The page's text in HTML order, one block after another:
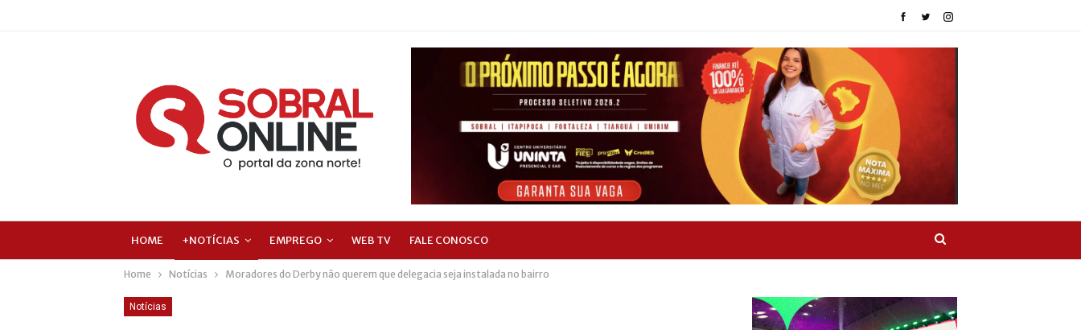
HOME +NOTÍCIAS EMPREGO WEB TV FALE CONOSCO
Home Notícias Moradores do Derby não querem que delegacia seja instalada no bairro
Notícias